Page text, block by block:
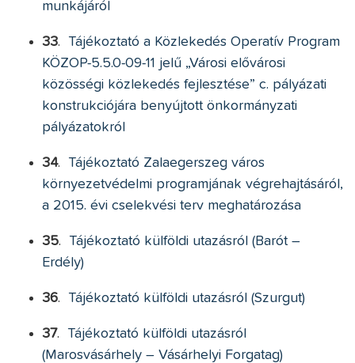
munkájáról
33.
Tájékoztató a Közlekedés Operatív Program
KÖZOP-5.5.0-09-11 jelű „Városi elővárosi
közösségi közlekedés fejlesztése” c. pályázati
konstrukciójára benyújtott önkormányzati
pályázatokról
34.
Tájékoztató Zalaegerszeg város
környezetvédelmi programjának végrehajtásáról,
a 2015. évi cselekvési terv meghatározása
35.
Tájékoztató külföldi utazásról (Barót –
Erdély)
36. Tájékoztató külföldi utazásról (Szurgut)
37.
Tájékoztató külföldi utazásról
(Marosvásárhely – Vásárhelyi Forgatag)